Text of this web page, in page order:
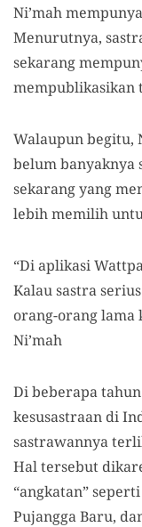
Ni’mah
Menurutnya,
sekarang
mempublikasikan
Walaupun begitu,
belum banyaknya
sekarang yang
lebih memilih
“Di aplikasi
Kalau sastra
orang-orang lama
Ni’mah
Di beberapa
kesusastraan di
sastrawannya
Hal tersebut
“angkatan”
Pujangga Baru,